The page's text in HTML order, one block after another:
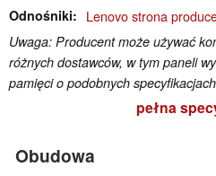
Odnośniki Lenovo strona
Uwaga: Producent może używać
różnych dostawców, w tym paneli
pamięci o podobnych
pełna
Obudowa